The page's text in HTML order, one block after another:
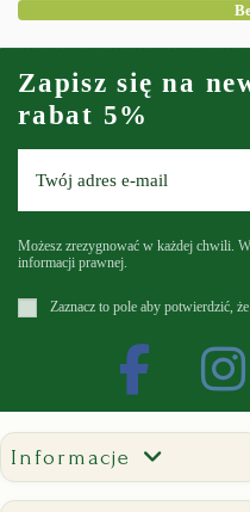
Zapisz się na
rabat 5%
Możesz zrezygnować w każdej chwili.
informacji prawnej.
Zaznacz to pole aby potwierdzić,
Informacje